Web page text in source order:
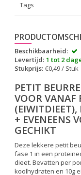
Tags
Beschikbaarheid:
Levertijd: 1 tot 2
Stukprijs: €0,49 / Stuk
PETIT
VOOR VANAF
+ EVENEENS
GECHIKT
Deze lekkere petit
fase 1 in een
dieet. Bevatten per
koolhydraten en 10g